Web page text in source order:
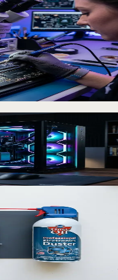
ve diğer tüm markalarda
değişimi ve sıvı
sıfırdan toplayalım,
bakımlarınızı özenle